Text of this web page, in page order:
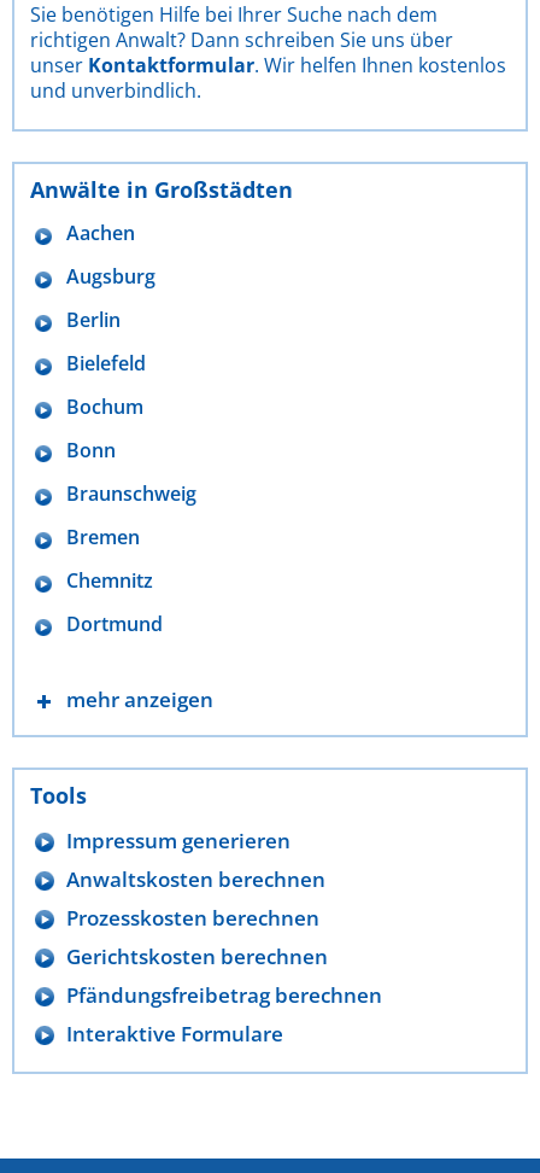
Sie benötigen Hilfe bei Ihrer Suche nach dem
richtigen Anwalt? Dann schreiben Sie uns über
unser Kontaktformular. Wir helfen Ihnen kostenlos
und unverbindlich.
Anwälte in Großstädten
Aachen
Augsburg
Berlin
Bielefeld
Bochum
Bonn
Braunschweig
Bremen
Chemnitz
Dortmund
mehr anzeigen
Tools
Impressum generieren
Anwaltskosten berechnen
Prozesskosten berechnen
Gerichtskosten berechnen
Pfändungsfreibetrag berechnen
Interaktive Formulare